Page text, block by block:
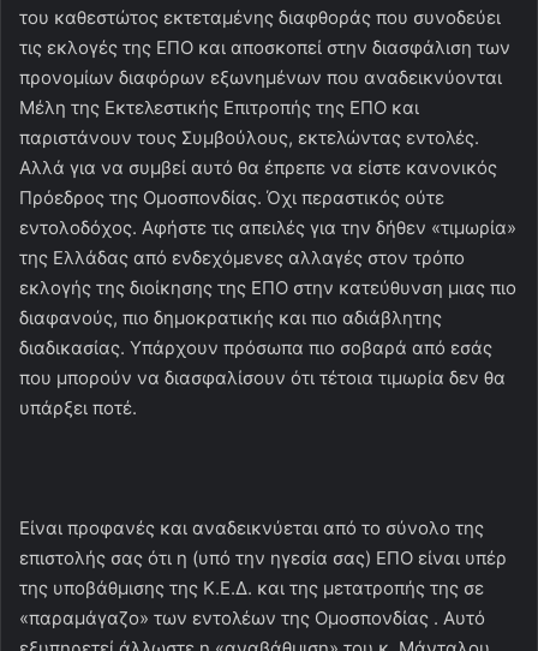
του καθεστώτος εκτεταμένης διαφθοράς που συνοδεύει
τις εκλογές της ΕΠΟ και αποσκοπεί στην διασφάλιση των
προνομίων διαφόρων εξωνημένων που αναδεικνύονται
Μέλη της Εκτελεστικής Επιτροπής της ΕΠΟ και
παριστάνουν τους Συμβούλους, εκτελώντας εντολές.
Αλλά για να συμβεί αυτό θα έπρεπε να είστε κανονικός
Πρόεδρος της Ομοσπονδίας. Όχι περαστικός ούτε
εντολοδόχος. Αφήστε τις απειλές για την δήθεν «τιμωρία»
της Ελλάδας από ενδεχόμενες αλλαγές στον τρόπο
εκλογής της διοίκησης της ΕΠΟ στην κατεύθυνση μιας πιο
διαφανούς, πιο δημοκρατικής και πιο αδιάβλητης
διαδικασίας. Υπάρχουν πρόσωπα πιο σοβαρά από εσάς
που μπορούν να διασφαλίσουν ότι τέτοια τιμωρία δεν θα
υπάρξει ποτέ.
Είναι προφανές και αναδεικνύεται από το σύνολο της
επιστολής σας ότι η (υπό την ηγεσία σας) ΕΠΟ είναι υπέρ
της υποβάθμισης της Κ.Ε.Δ. και της μετατροπής της σε
«παραμάγαζο» των εντολέων της Ομοσπονδίας . Αυτό